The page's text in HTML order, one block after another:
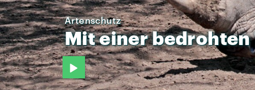
Artenschutz
Miteinerbedrohten